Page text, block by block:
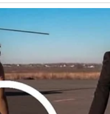
biti najveći saveznik.
nosite u sebi
samopouzdanja nego ranije.
prihoda ili projektu koji vas